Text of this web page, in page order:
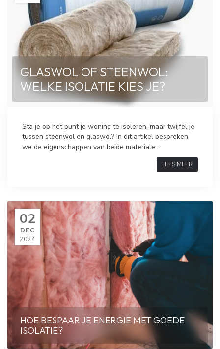
GLASWOL OF STEENWOL:
WELKE ISOLATIE KIES JE?
Sta je op het punt je woning te isoleren, maar twijfel je
tussen steenwol en glaswol? In dit artikel bespreken
we de eigenschappen van beide materiale...
LEES MEER
02
DEC
2024
HOE BESPAAR JE ENERGIE MET GOEDE
ISOLATIE?